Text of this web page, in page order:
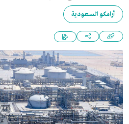
أرامكو السعودية